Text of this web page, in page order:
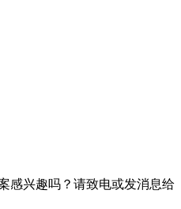
感兴趣吗？请致电或发消息给